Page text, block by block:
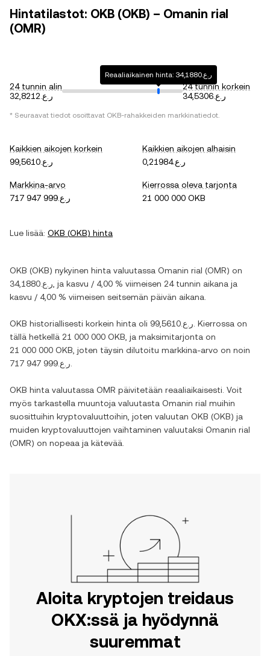
Hintatilastot: OKB (OKB) – Omanin rial
(OMR)
24 tunnin alin
ر.ع.32,8212
Reaaliaikainen hinta: ر.ع.34,1880
24 tunnin korkein
ر.ع.34,5306
* Seuraavat tiedot osoittavat OKB-rahakkeiden markkinatiedot.
Kaikkien aikojen korkein
ر.ع.99,5610
Kaikkien aikojen alhaisin
ر.ع.0,21984
Markkina-arvo
ر.ع.717 947 999
Kierrossa oleva tarjonta
21 000 000 OKB
Lue lisää: OKB (OKB) hinta
OKB (OKB) nykyinen hinta valuutassa Omanin rial (OMR) on
ر.ع.34,1880 , ja kasvu / 4,00 % viimeisen 24 tunnin aikana ja
kasvu / 4,00 % viimeisen seitsemän päivän aikana.
OKB historiallisesti korkein hinta oli ر.ع.99,5610 . Kierrossa on
tällä hetkellä 21 000 000 OKB , ja maksimitarjonta on
21 000 000 OKB , joten täysin dilutoitu markkina-arvo on noin
ر.ع.717 947 999
OKB hinta valuutassa OMR päivitetään reaaliaikaisesti. Voit
myös tarkastella muuntoja valuutasta Omanin rial muihin
suosittuihin kryptovaluuttoihin, joten valuutan OKB (OKB) ja
muiden kryptovaluuttojen vaihtaminen valuutaksi Omanin rial
(OMR) on nopeaa ja kätevää.
Aloita kryptojen treidaus
OKX:ssä ja hyödynnä
suuremmat